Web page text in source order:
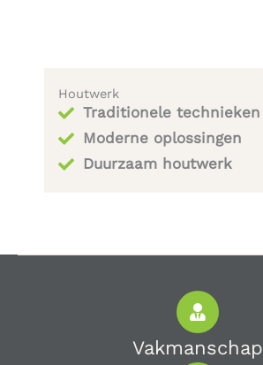
Houtwerk
Traditionele technieken
Moderne oplossingen
Duurzaam houtwerk
Vakmanschap